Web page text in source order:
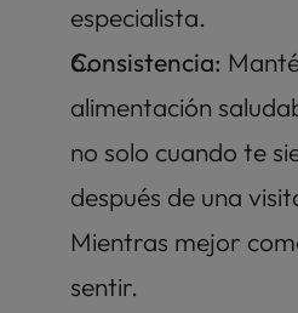
especialista.
Consistencia:
alimentación
no solo cuando te
después de una
Mientras mejor
sentir.